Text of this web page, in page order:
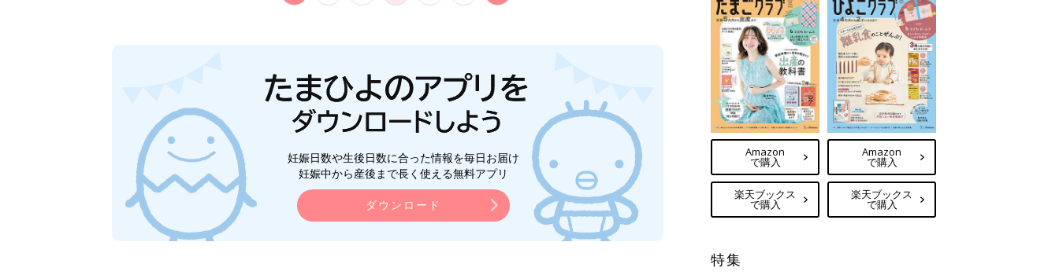
妊娠日数や生後日数に合った情報を毎日お届け
妊娠中から産後まで長く使える無料アプリ
ダウンロード
Amazon
で購入
楽天ブックス
で購入
Amazon
で購入
楽天ブックス
で購入
特集